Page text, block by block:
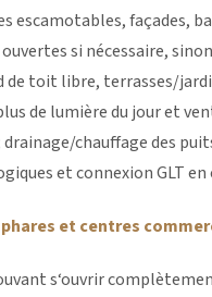
escamotables, façades,
si nécessaire,
de toit libre, terrasses/
de lumière du jour et
chauffage des
et connexion GLT
et centres
s‘ouvrir